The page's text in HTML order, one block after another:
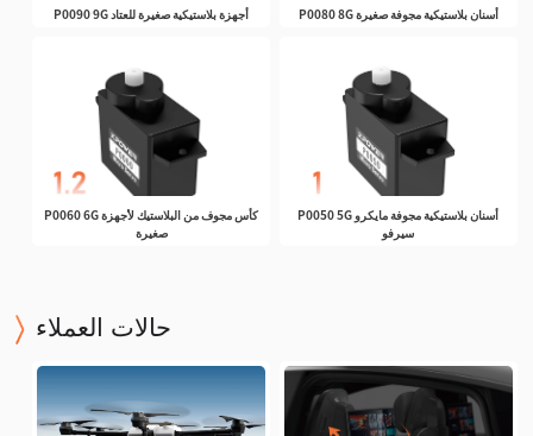
P0090 9G أجهزة بلاستيكية صغيرة للعتاد P0080 8G أسنان بلاستيكية مجوفة صغيرة
P0060 6G كأس مجوف من البلاستيك لأجهزة
صغيرة
P0050 5G أسنان بلاستيكية مجوفة مايكرو
سيرفو
حالات العملاء